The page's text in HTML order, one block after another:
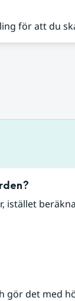
för att du
istället
gör det med